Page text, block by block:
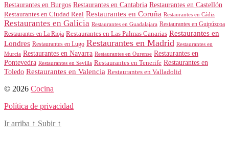
Restaurantes en Burgos Restaurantes en Cantabria Restaurantes en Castellón
Restaurantes en Ciudad Real Restaurantes en Coruña Restaurantes en Cádiz
Restaurantes en Galicia Restaurantes en Guadalajara Restaurantes en Guipúzcoa
Restaurantes en La Rioja Restaurantes en Las Palmas Canarias Restaurantes en
Londres Restaurantes en Lugo Restaurantes en Madrid Restaurantes en
Murcia Restaurantes en Navarra Restaurantes en Ourense Restaurantes en
Pontevedra Restaurantes en Sevilla Restaurantes en Tenerife Restaurantes en
Toledo Restaurantes en Valencia Restaurantes en Valladolid
© 2026 Cocina
Política de privacidad
Ir arriba ↑ Subir ↑